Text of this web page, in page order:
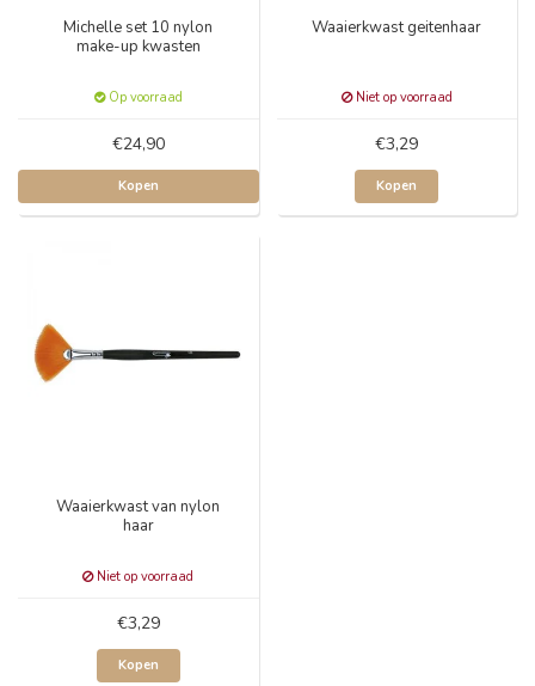
Michelle set 10 nylon
make-up kwasten
Op voorraad
€24,90
Kopen
Waaierkwast geitenhaar
Niet op voorraad
€3,29
Kopen
Waaierkwast van nylon
haar
Niet op voorraad
€3,29
Kopen